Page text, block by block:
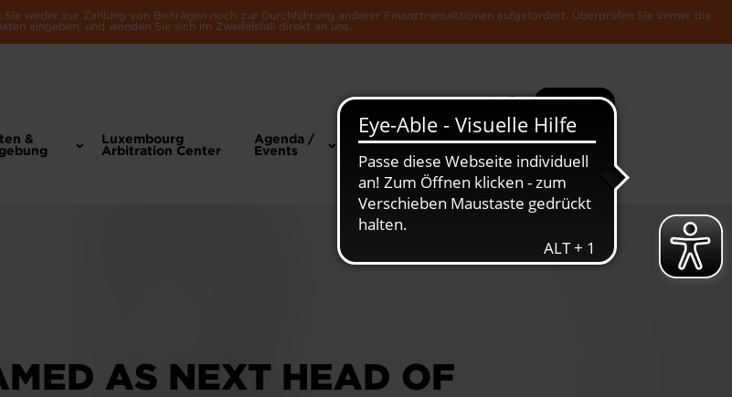
weder zur Zahlung von Beiträgen noch zur Durchführung anderer Finanztransaktionen aufgefordert. Überprüfen Sie immer die
eingeben, und wenden Sie sich im Zweifelsfall direkt an uns.
Suche Mehr
&
Luxembourg
Arbitration Center
Agenda /
Events
News &
Die Luxemburger
AS NEXT HEAD OF